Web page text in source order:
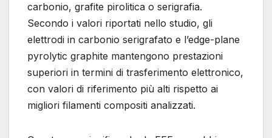
carbonio, grafite pirolitica o serigrafia.
Secondo i valori riportati nello studio, gli
elettrodi in carbonio serigrafato e l’edge-plane
pyrolytic graphite mantengono prestazioni
superiori in termini di trasferimento elettronico,
con valori di riferimento più alti rispetto ai
migliori filamenti compositi analizzati.